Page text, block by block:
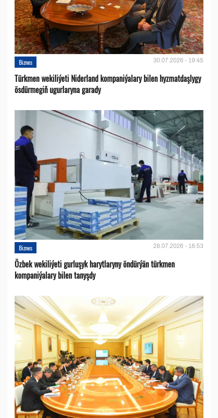
Biznes 30.07.2026 - 19:45
Türkmen wekiliýeti Niderland kompaniýalary bilen hyzmatdaşlygy
ösdürmegiň ugurlaryna garady
Biznes 28.07.2026 - 16:53
Özbek wekiliýeti gurluşyk harytlaryny öndürýän türkmen
kompaniýalary bilen tanyşdy